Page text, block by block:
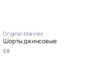
Original Marines
Шорты джинсовые
68